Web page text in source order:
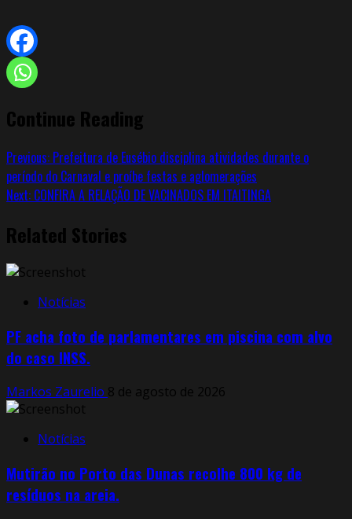
Continue Reading
Previous: Prefeitura de Eusébio disciplina atividades durante o
período do Carnaval e proíbe festas e aglomerações
Next: CONFIRA A RELAÇÃO DE VACINADOS EM ITAITINGA
Related Stories
Notícias
PF acha foto de parlamentares em piscina com alvo
do caso INSS.
Markos Zaurelio 8 de agosto de 2026
Notícias
Mutirão no Porto das Dunas recolhe 800 kg de
resíduos na areia.